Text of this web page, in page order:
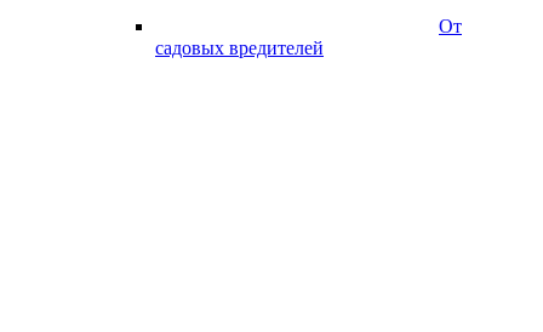
От
садовых вредителей